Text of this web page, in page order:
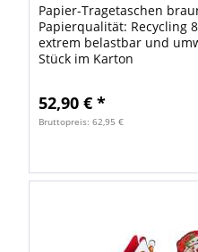
Papier-Tragetaschen
Papierqualität: Recycling
extrem belastbar und
Stück im Karton
52,90 € *
Bruttopreis: 62,95 €